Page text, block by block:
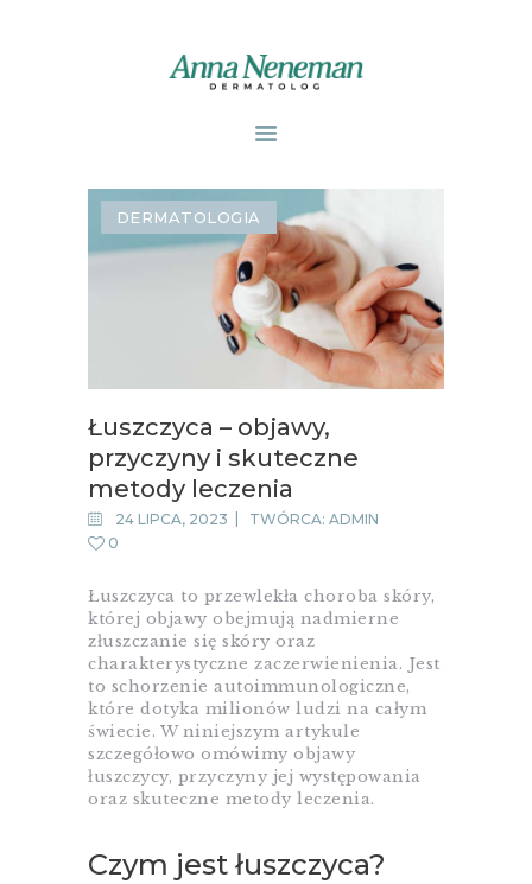
PUBLIKACJE
ZABIEGI
O MNIE
GABINETY
KONTAKT
DERMATOLOGIA
Łuszczyca – objawy,
przyczyny i skuteczne
metody leczenia
24 LIPCA, 2023 TWÓRCA: ADMIN
0
Łuszczyca to przewlekła choroba skóry,
której objawy obejmują nadmierne
złuszczanie się skóry oraz
charakterystyczne zaczerwienienia. Jest
to schorzenie autoimmunologiczne,
które dotyka milionów ludzi na całym
świecie. W niniejszym artykule
szczegółowo omówimy objawy
łuszczycy, przyczyny jej występowania
oraz skuteczne metody leczenia.
Czym jest łuszczyca?